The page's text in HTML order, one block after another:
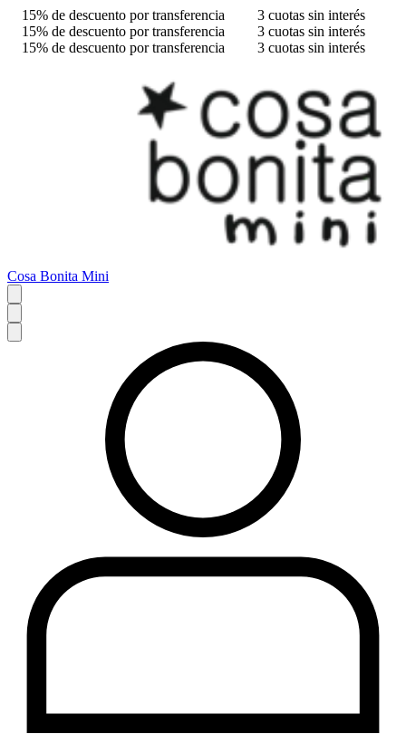
15% de descuento por transferencia
3 cuotas sin interés
15% de descuento por transferencia
3 cuotas sin interés
15% de descuento por transferencia
3 cuotas sin interés
Cosa Bonita Mini